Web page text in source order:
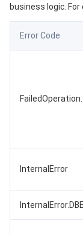
business logic.
Error Code
InternalError